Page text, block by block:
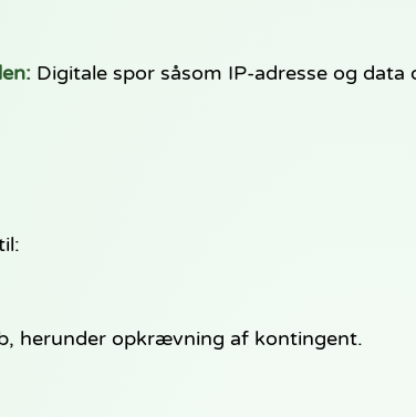
Digitale spor såsom IP-adresse og
herunder opkrævning af kontingent.